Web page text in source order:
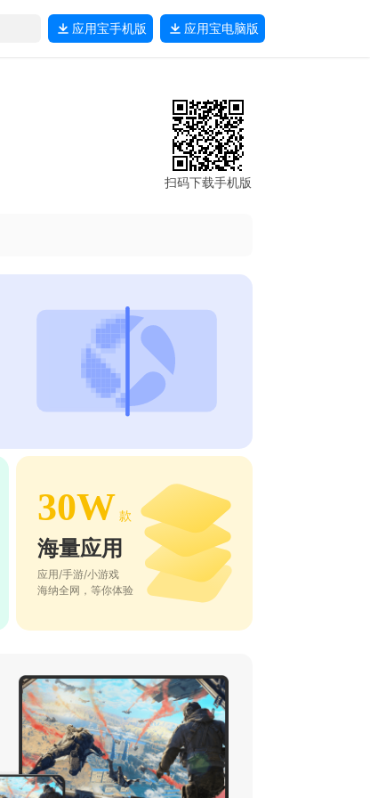
应用宝手机版 应用宝电脑版
扫码下载手机版
30W 款
海量应用
应用/手游/小游戏
海纳全网，等你体验